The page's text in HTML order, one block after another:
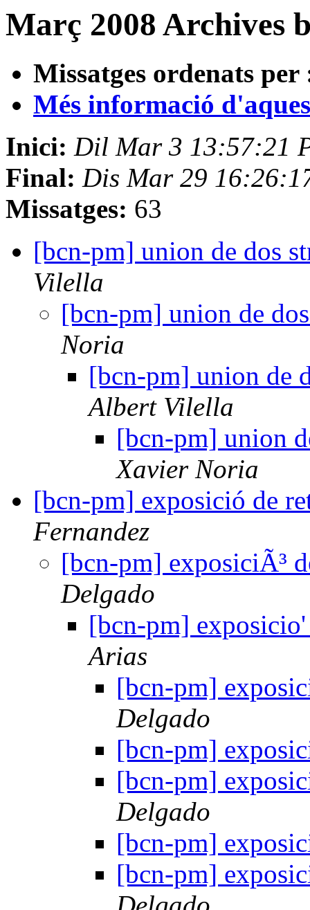
Març 2008 Archives
Missatges ordenats per
Més informació
Inici: Dil Mar 3 13:57:21
Final: Dis Mar 29
Missatges: 63
[bcn-pm] union de dos
Vilella
[bcn-pm] union de
Noria
[bcn-pm] union de
Albert Vilella
[bcn-pm] union
Xavier Noria
[bcn-pm] exposició de
Fernandez
[bcn-pm] exposiciÃ³
Delgado
[bcn-pm]
Arias
[bcn-pm]
Delgado
[bcn-pm]
[bcn-pm]
Delgado
[bcn-pm]
[bcn-pm]